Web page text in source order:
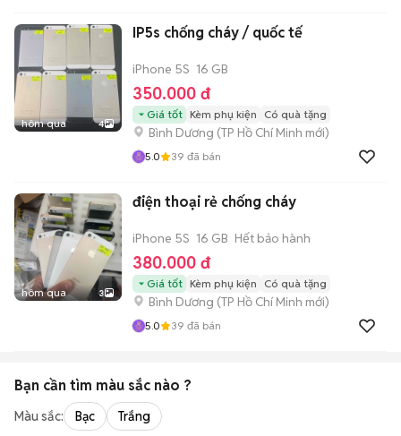
hôm qua 4
IP5s chống cháy / quốc tế
iPhone 5S 16 GB
350.000 đ
Giá tốt Kèm phụ kiện Có quà tặng
Bình Dương (TP Hồ Chí Minh mới)
5.0 39 đã bán
hôm qua 3
điện thoại rẻ chống cháy
iPhone 5S 16 GB Hết bảo hành
380.000 đ
Giá tốt Kèm phụ kiện Có quà tặng
Bình Dương (TP Hồ Chí Minh mới)
5.0 39 đã bán
Bạn cần tìm màu sắc nào ?
Màu sắc: Bạc Trắng